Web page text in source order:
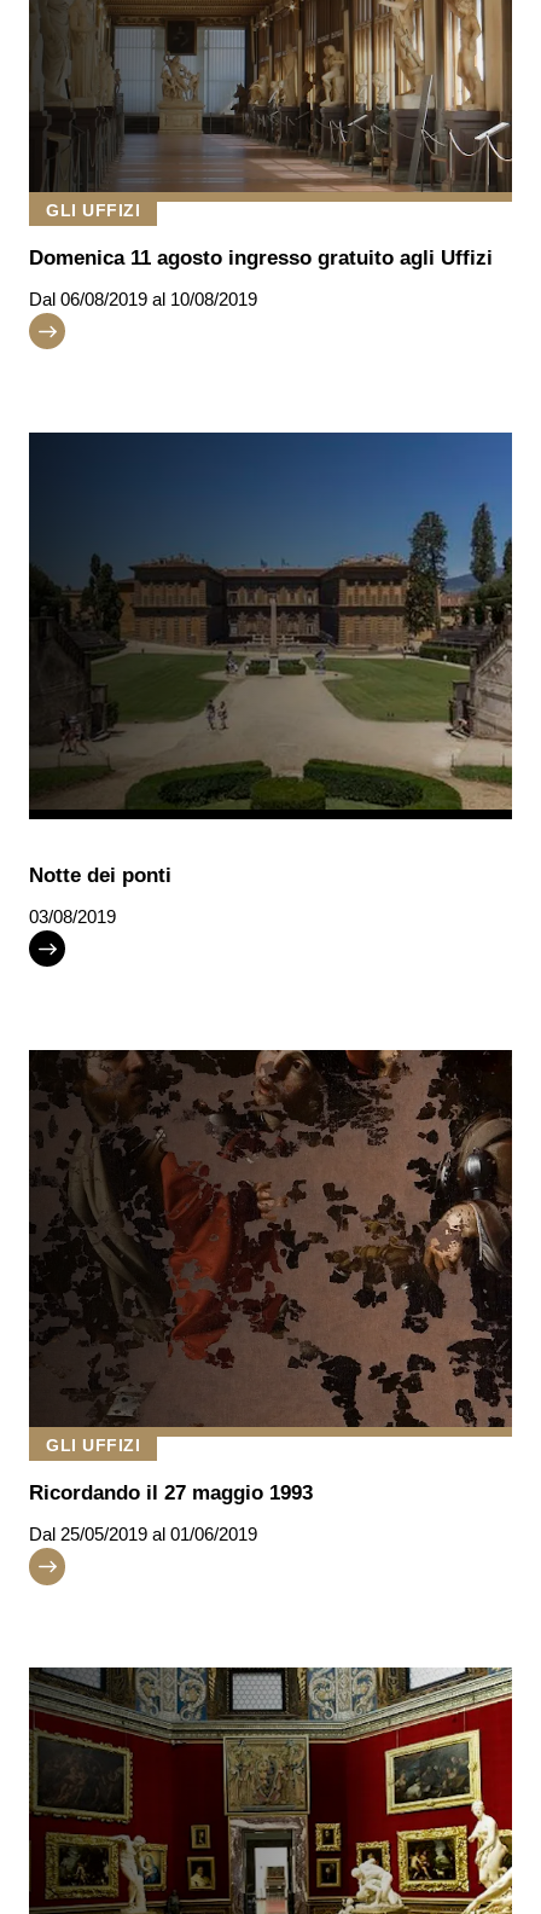
GLI UFFIZI
Domenica 11 agosto ingresso gratuito agli Uffizi
Dal 06/08/2019 al 10/08/2019
Notte dei ponti
03/08/2019
GLI UFFIZI
Ricordando il 27 maggio 1993
Dal 25/05/2019 al 01/06/2019